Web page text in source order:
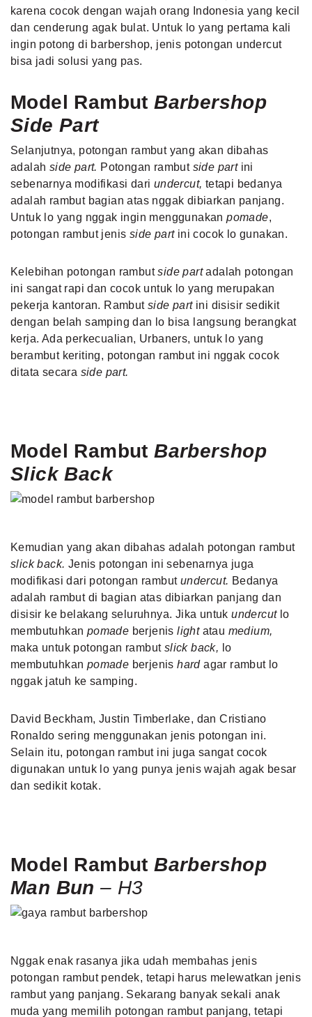
karena cocok dengan wajah orang Indonesia yang kecil
dan cenderung agak bulat. Untuk lo yang pertama kali
ingin potong di barbershop, jenis potongan undercut
bisa jadi solusi yang pas.
Model RambutBarbershop
Side Part
Selanjutnya, potongan rambut yang akan dibahas
adalah side part. Potongan rambut side part ini
sebenarnya modifikasi dari undercut, tetapi bedanya
adalah rambut bagian atas nggak dibiarkan panjang.
Untuk lo yang nggak ingin menggunakanpomade,
potongan rambut jenis side part ini cocok lo gunakan.
Kelebihan potongan rambutside partadalah potongan
ini sangat rapi dan cocok untuk lo yang merupakan
pekerja kantoran. Rambut side part ini disisir sedikit
dengan belah samping dan lo bisa langsung berangkat
kerja. Ada perkecualian, Urbaners, untuk lo yang
berambut keriting, potongan rambut ini nggak cocok
ditata secara side part.
Model RambutBarbershop
Slick Back
Kemudian yang akan dibahas adalah potongan rambut
slick back. Jenis potongan ini sebenarnya juga
modifikasi dari potongan rambut undercut. Bedanya
adalah rambut di bagian atas dibiarkan panjang dan
disisir ke belakang seluruhnya. Jika untukundercut lo
membutuhkan pomade berjenislight atau medium,
maka untuk potongan rambut slick back, lo
membutuhkan pomade berjenishardagar rambut lo
nggak jatuh ke samping.
David Beckham, Justin Timberlake, dan Cristiano
Ronaldo sering menggunakan jenis potongan ini.
Selain itu, potongan rambut ini juga sangat cocok
digunakan untuk lo yang punya jenis wajah agak besar
dan sedikit kotak.
Model RambutBarbershop
Man Bun– H3
Nggak enak rasanya jika udah membahas jenis
potongan rambut pendek, tetapi harus melewatkan jenis
rambut yang panjang. Sekarang banyak sekali anak
muda yang memilih potongan rambut panjang, tetapi